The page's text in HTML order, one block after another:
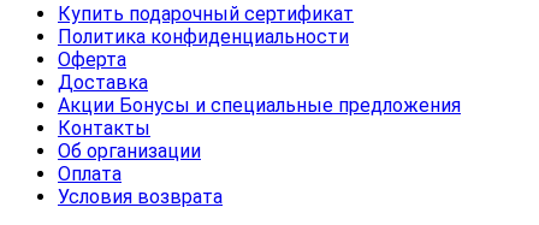
Купить подарочный сертификат
Политика конфиденциальности
Оферта
Доставка
Акции Бонусы и специальные предложения
Контакты
Об организации
Оплата
Условия возврата